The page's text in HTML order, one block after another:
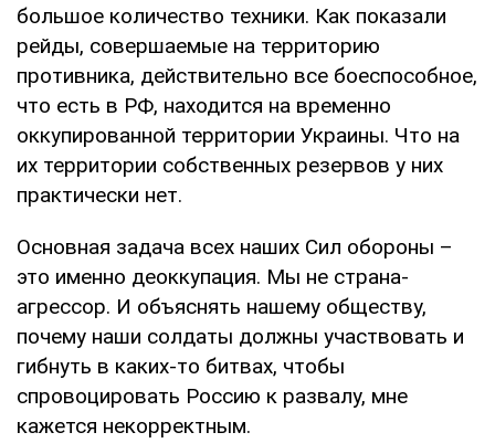
большое количество техники. Как показали
рейды, совершаемые на территорию
противника, действительно все боеспособное,
что есть в РФ, находится на временно
оккупированной территории Украины. Что на
их территории собственных резервов у них
практически нет.
Основная задача всех наших Сил обороны –
это именно деоккупация. Мы не страна-
агрессор. И объяснять нашему обществу,
почему наши солдаты должны участвовать и
гибнуть в каких-то битвах, чтобы
спровоцировать Россию к развалу, мне
кажется некорректным.